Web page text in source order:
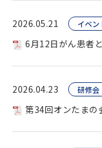
2026.05.21 イベン
6月12日がん患者
2026.04.23 研修会
第34回オンたまの会（